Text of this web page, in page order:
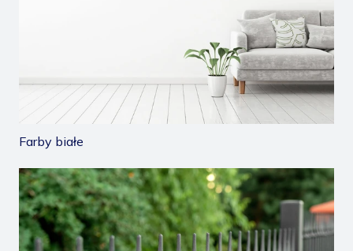
Farby białe
/podklady-i-grunty